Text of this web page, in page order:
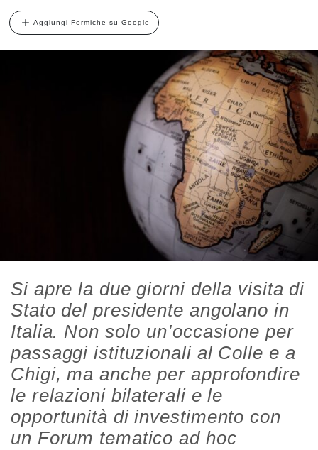
Aggiungi Formiche su Google
Si apre la due giorni della visita di
Stato del presidente angolano in
Italia. Non solo un’occasione per
passaggi istituzionali al Colle e a
Chigi, ma anche per approfondire
le relazioni bilaterali e le
opportunità di investimento con
un Forum tematico ad hoc